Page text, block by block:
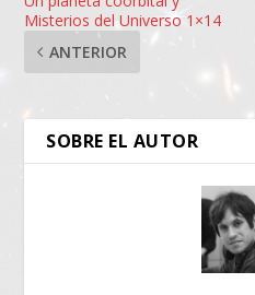
Misterios del Universo 1×14
ANTERIOR
SOBRE EL AUTOR